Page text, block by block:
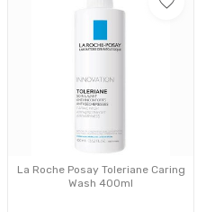
La Roche Posay Toleriane Caring
Wash 400ml